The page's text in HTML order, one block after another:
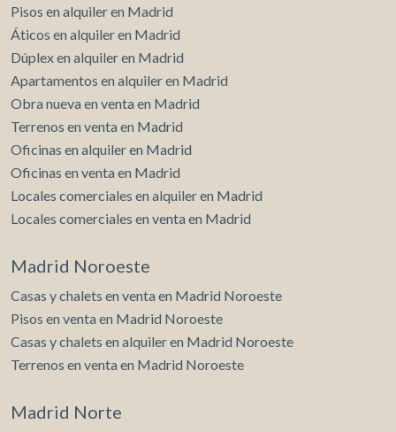
Pisos en alquiler en Madrid
Áticos en alquiler en Madrid
Dúplex en alquiler en Madrid
Apartamentos en alquiler en Madrid
Obra nueva en venta en Madrid
Terrenos en venta en Madrid
Oficinas en alquiler en Madrid
Oficinas en venta en Madrid
Locales comerciales en alquiler en Madrid
Locales comerciales en venta en Madrid
Madrid Noroeste
Casas y chalets en venta en Madrid Noroeste
Pisos en venta en Madrid Noroeste
Casas y chalets en alquiler en Madrid Noroeste
Terrenos en venta en Madrid Noroeste
Madrid Norte